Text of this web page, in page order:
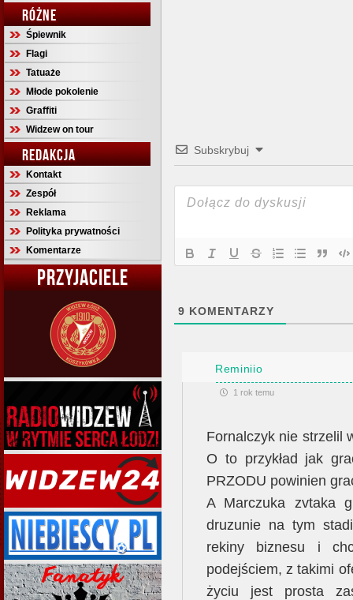
RÓŻNE
Śpiewnik
Flagi
Tatuaże
Młode pokolenie
Graffiti
Widzew on tour
REDAKCJA
Kontakt
Zespół
Reklama
Polityka prywatności
Komentarze
PRZYJACIELE
Subskrybuj
9 KOMENTARZY
Reminiio
1 rok temu
Fornalczyk nie strzelil
O to przykład jak
PRZODU powinien
A Marczuka zvtaka
druzunie na tym
rekiny biznesu i
podejściem, z takimi
życiu jest prosta